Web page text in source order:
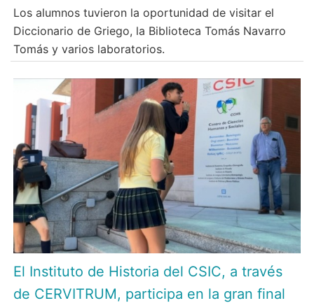
Los alumnos tuvieron la oportunidad de visitar el
Diccionario de Griego, la Biblioteca Tomás Navarro
Tomás y varios laboratorios.
El Instituto de Historia del CSIC, a través
de CERVITRUM, participa en la gran final